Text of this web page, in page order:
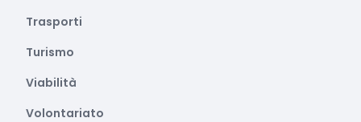
Trasporti
Turismo
Viabilità
Volontariato